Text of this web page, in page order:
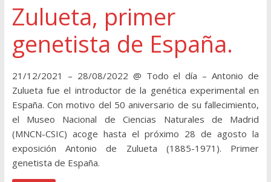
Zulueta, primer
genetista de España.
21/12/2021 – 28/08/2022 @ Todo el día – Antonio de
Zulueta fue el introductor de la genética experimental en
España. Con motivo del 50 aniversario de su fallecimiento,
el Museo Nacional de Ciencias Naturales de Madrid
(MNCN-CSIC) acoge hasta el próximo 28 de agosto la
exposición Antonio de Zulueta (1885-1971). Primer
genetista de España.